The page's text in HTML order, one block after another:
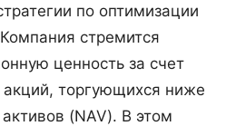
по оптимизации
стремится
ценность за счет
торгующихся ниже
(NAV). В этом